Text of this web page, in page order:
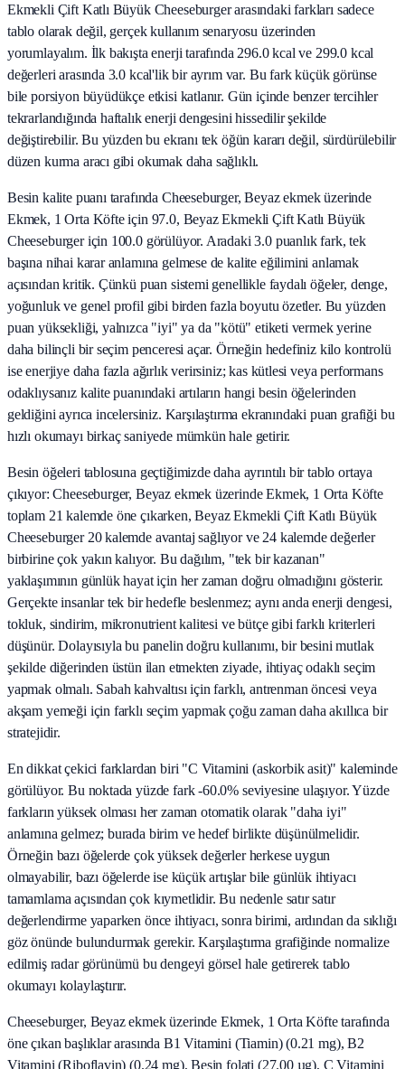
Ekmekli Çift Katlı Büyük Cheeseburger arasındaki farkları sadece
tablo olarak değil, gerçek kullanım senaryosu üzerinden
yorumlayalım. İlk bakışta enerji tarafında 296.0 kcal ve 299.0 kcal
değerleri arasında 3.0 kcal'lik bir ayrım var. Bu fark küçük görünse
bile porsiyon büyüdükçe etkisi katlanır. Gün içinde benzer tercihler
tekrarlandığında haftalık enerji dengesini hissedilir şekilde
değiştirebilir. Bu yüzden bu ekranı tek öğün kararı değil, sürdürülebilir
düzen kurma aracı gibi okumak daha sağlıklı.
Besin kalite puanı tarafında Cheeseburger, Beyaz ekmek üzerinde
Ekmek, 1 Orta Köfte için 97.0, Beyaz Ekmekli Çift Katlı Büyük
Cheeseburger için 100.0 görülüyor. Aradaki 3.0 puanlık fark, tek
başına nihai karar anlamına gelmese de kalite eğilimini anlamak
açısından kritik. Çünkü puan sistemi genellikle faydalı öğeler, denge,
yoğunluk ve genel profil gibi birden fazla boyutu özetler. Bu yüzden
puan yüksekliği, yalnızca "iyi" ya da "kötü" etiketi vermek yerine
daha bilinçli bir seçim penceresi açar. Örneğin hedefiniz kilo kontrolü
ise enerjiye daha fazla ağırlık verirsiniz; kas kütlesi veya performans
odaklıysanız kalite puanındaki artıların hangi besin öğelerinden
geldiğini ayrıca incelersiniz. Karşılaştırma ekranındaki puan grafiği bu
hızlı okumayı birkaç saniyede mümkün hale getirir.
Besin öğeleri tablosuna geçtiğimizde daha ayrıntılı bir tablo ortaya
çıkıyor: Cheeseburger, Beyaz ekmek üzerinde Ekmek, 1 Orta Köfte
toplam 21 kalemde öne çıkarken, Beyaz Ekmekli Çift Katlı Büyük
Cheeseburger 20 kalemde avantaj sağlıyor ve 24 kalemde değerler
birbirine çok yakın kalıyor. Bu dağılım, "tek bir kazanan"
yaklaşımının günlük hayat için her zaman doğru olmadığını gösterir.
Gerçekte insanlar tek bir hedefle beslenmez; aynı anda enerji dengesi,
tokluk, sindirim, mikronutrient kalitesi ve bütçe gibi farklı kriterleri
düşünür. Dolayısıyla bu panelin doğru kullanımı, bir besini mutlak
şekilde diğerinden üstün ilan etmekten ziyade, ihtiyaç odaklı seçim
yapmak olmalı. Sabah kahvaltısı için farklı, antrenman öncesi veya
akşam yemeği için farklı seçim yapmak çoğu zaman daha akıllıca bir
stratejidir.
En dikkat çekici farklardan biri "C Vitamini (askorbik asit)" kaleminde
görülüyor. Bu noktada yüzde fark -60.0% seviyesine ulaşıyor. Yüzde
farkların yüksek olması her zaman otomatik olarak "daha iyi"
anlamına gelmez; burada birim ve hedef birlikte düşünülmelidir.
Örneğin bazı öğelerde çok yüksek değerler herkese uygun
olmayabilir, bazı öğelerde ise küçük artışlar bile günlük ihtiyacı
tamamlama açısından çok kıymetlidir. Bu nedenle satır satır
değerlendirme yaparken önce ihtiyacı, sonra birimi, ardından da sıklığı
göz önünde bulundurmak gerekir. Karşılaştırma grafiğinde normalize
edilmiş radar görünümü bu dengeyi görsel hale getirerek tablo
okumayı kolaylaştırır.
Cheeseburger, Beyaz ekmek üzerinde Ekmek, 1 Orta Köfte tarafında
öne çıkan başlıklar arasında B1 Vitamini (Tiamin) (0.21 mg), B2
Vitamini (Riboflavin) (0.24 mg), Besin folati (27.00 µg), C Vitamini